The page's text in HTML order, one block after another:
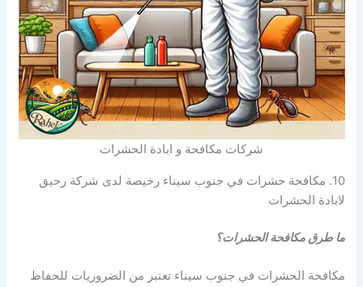
شركات مكافحة و ابادة الحشرات
10. مكافحة حشرات في جنوب سيناء رخيصة لدى شركة رحيق
لابادة الحشرات
ما طرق مكافحة الحشرات؟
مكافحة الحشرات في جنوب سيناء تعتبر من الضروريات للحفاظ